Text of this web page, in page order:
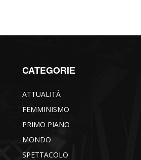
CATEGORIE
ATTUALITÀ
FEMMINISMO
PRIMO PIANO
MONDO
SPETTACOLO